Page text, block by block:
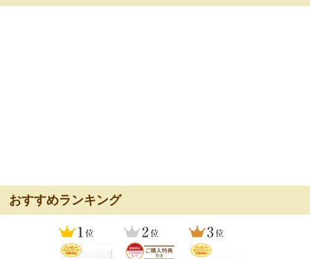
おすすめランキング